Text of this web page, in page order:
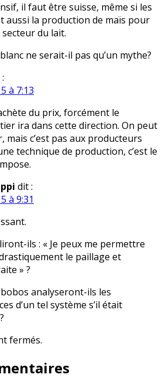
il faut être suisse, même si les
aussi la production de maïs pour
du lait.
ne serait-il pas qu’un mythe?
à 7:13
du prix, forcément le
ira dans cette direction. On peut
mais c’est pas aux producteurs
technique de production, c’est le
dit :
à 9:31
ils : « Je peux me permettre
le paillage et
» ?
bobos analyseront-ils les
d’un tel système s’il était
fermés.